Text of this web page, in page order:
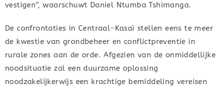
vestigen”, waarschuwt Daniel Ntumba Tshimanga.
De confrontaties in Centraal-Kasaï stellen eens te meer
de kwestie van grondbeheer en conflictpreventie in
rurale zones aan de orde. Afgezien van de onmiddellijke
noodsituatie zal een duurzame oplossing
noodzakelijkerwijs een krachtige bemiddeling vereisen